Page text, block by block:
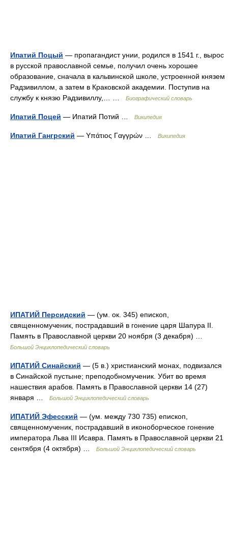
Ипатий Поцый — пропагандист унии, родился в 1541 г., вырос
в русской православной семье, получил очень хорошее
образование, сначала в кальвинской школе, устроенной князем
Радзивиллом, а затем в Краковской академии. Поступив на
службу к князю Радзивиллу,… …
Биографический словарь
Ипатий Поцей — Ипатий Потий … Википедия
Ипатий Гангрский — Υπάτιος Γαγγρών … Википедия
ИПАТИЙ Персидский — (ум. ок. 345) епископ,
священномученик, пострадавший в гонение царя Шапура II.
Память в Православной церкви 20 ноября (3 декабря) …
Большой Энциклопедический словарь
ИПАТИЙ Синайский — (5 в.) христианский монах, подвизался
в Синайской пустыне; преподобномученик. Убит во время
нашествия арабов. Память в Православной церкви 14 (27)
января …
Большой Энциклопедический словарь
ИПАТИЙ Эфесский — (ум. между 730 735) епископ,
священномученик, пострадавший в иконоборческое гонение
императора Льва III Исавра. Память в Православной церкви 21
сентября (4 октября) …
Большой Энциклопедический словарь